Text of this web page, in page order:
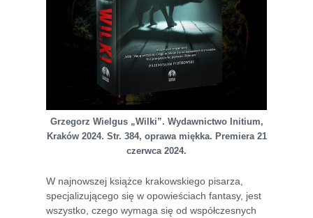
Grzegorz Wielgus „Wilki”. Wydawnictwo Initium,
Kraków 2024. Str. 384, oprawa miękka. Premiera 21
czerwca 2024.
W najnowszej książce krakowskiego pisarza,
specjalizującego się w opowieściach fantasy, jest
wszystko, czego wymaga się od współczesnych